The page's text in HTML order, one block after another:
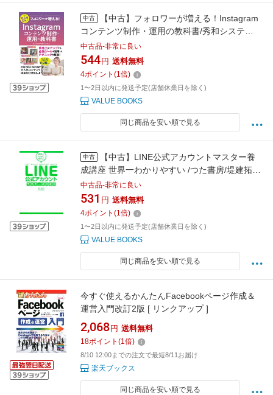
中古
【中古】フォロワーが増える！Instagram
コンテンツ制作・運用の教科書/秀和システ
ム/mikimiki web school（単行本（ソフトカ
バー））
中古品-非常に良い
544 円 送料無料
4ポイント (1倍)
1〜2日以内に発送予定(店舗休業日を除く)
VALUE BOOKS
同じ商品を安い順で見る
中古
【中古】LINE公式アカウントマスター養
成講座 世界一わかりやすい /つた書房/堤建拓
（単行本（ソフトカバー））
中古品-非常に良い
531 円 送料無料
4ポイント (1倍)
1〜2日以内に発送予定(店舗休業日を除く)
VALUE BOOKS
同じ商品を安い順で見る
今すぐ使えるかんたんFacebookページ作成＆
運営入門改訂2版 [ リンクアップ ]
2,068 円 送料無料
18ポイント (1倍)
8/10 12:00までの注文で最短8/11お届け
楽天ブックス
同じ商品を安い順で見る